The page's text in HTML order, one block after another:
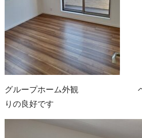
グループホーム外観 ベラ
りの良好です